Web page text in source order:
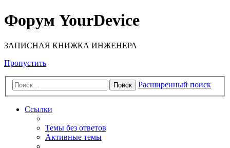
Форум YourDevice
ЗАПИСНАЯ КНИЖКА ИНЖЕНЕРА
Пропустить
Поиск Расширенный поиск
Ссылки
Темы без ответов
Активные темы